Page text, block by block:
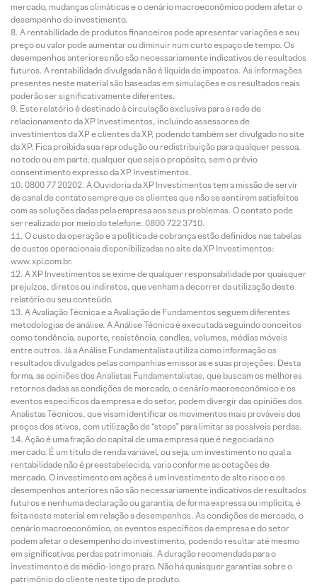
mercado, mudanças climáticas e o cenário macroeconômico podem afetar o
desempenho do investimento.
A rentabilidade de produtos financeiros pode apresentar variações e seu
preço ou valor pode aumentar ou diminuir num curto espaço de tempo. Os
desempenhos anteriores não são necessariamente indicativos de resultados
futuros. A rentabilidade divulgada não é líquida de impostos. As informações
presentes neste material são baseadas em simulações e os resultados reais
poderão ser significativamente diferentes.
Este relatório é destinado à circulação exclusiva para a rede de
relacionamento da XP Investimentos, incluindo assessores de
investimentos da XP e clientes da XP, podendo também ser divulgado no site
da XP. Fica proibida sua reprodução ou redistribuição para qualquer pessoa,
no todo ou em parte, qualquer que seja o propósito, sem o prévio
consentimento expresso da XP Investimentos.
0800 77 20202. A Ouvidoria da XP Investimentos tem a missão de servir
de canal de contato sempre que os clientes que não se sentirem satisfeitos
com as soluções dadas pela empresa aos seus problemas. O contato pode
ser realizado por meio do telefone: 0800 722 3710.
O custo da operação e a política de cobrança estão definidos nas tabelas
de custos operacionais disponibilizadas no site da XP Investimentos:
www.xpi.com.br.
A XP Investimentos se exime de qualquer responsabilidade por quaisquer
prejuízos, diretos ou indiretos, que venham a decorrer da utilização deste
relatório ou seu conteúdo.
A Avaliação Técnica e a Avaliação de Fundamentos seguem diferentes
metodologias de análise. A Análise Técnica é executada seguindo conceitos
como tendência, suporte, resistência, candles, volumes, médias móveis
entre outros. Já a Análise Fundamentalista utiliza como informação os
resultados divulgados pelas companhias emissoras e suas projeções. Desta
forma, as opiniões dos Analistas Fundamentalistas, que buscam os melhores
retornos dadas as condições de mercado, o cenário macroeconômico e os
eventos específicos da empresa e do setor, podem divergir das opiniões dos
Analistas Técnicos, que visam identificar os movimentos mais prováveis dos
preços dos ativos, com utilização de “stops” para limitar as possíveis perdas.
Ação é uma fração do capital de uma empresa que é negociada no
mercado. É um título de renda variável, ou seja, um investimento no qual a
rentabilidade não é preestabelecida, varia conforme as cotações de
mercado. O investimento em ações é um investimento de alto risco e os
desempenhos anteriores não são necessariamente indicativos de resultados
futuros e nenhuma declaração ou garantia, de forma expressa ou implícita, é
feita neste material em relação a desempenhos. As condições de mercado, o
cenário macroeconômico, os eventos específicos da empresa e do setor
podem afetar o desempenho do investimento, podendo resultar até mesmo
em significativas perdas patrimoniais. A duração recomendada para o
investimento é de médio-longo prazo. Não há quaisquer garantias sobre o
patrimônio do cliente neste tipo de produto.